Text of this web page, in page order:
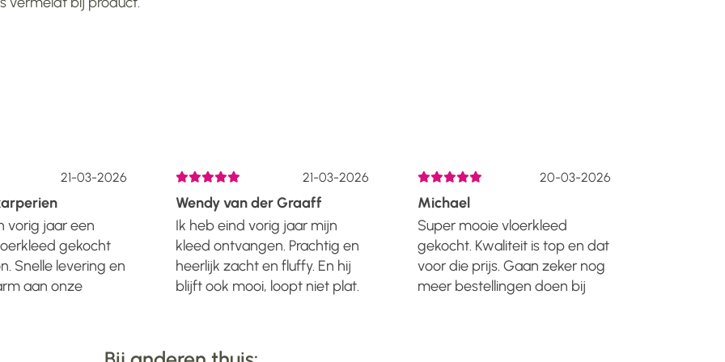
21-03-2026
vorig jaar een
gekocht
Snelle levering en
aan onze
21-03-2026
Wendy van der Graaff
Ik heb eind vorig jaar mijn
kleed ontvangen. Prachtig en
heerlijk zacht en fluffy. En hij
blijft ook mooi, loopt niet plat.
hebben. Was er binnen
20-03-2026
Michael
Super mooie vloerkleed
gekocht. Kwaliteit is top en dat
voor die prijs. Gaan zeker nog
meer bestellingen doen bij